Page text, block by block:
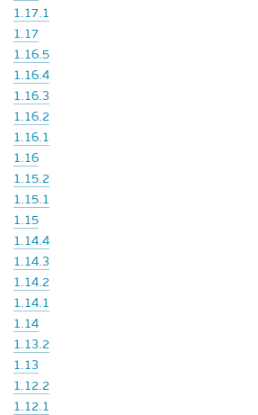
1.17.1
1.17
1.16.5
1.16.4
1.16.3
1.16.2
1.16.1
1.16
1.15.2
1.15.1
1.15
1.14.4
1.14.3
1.14.2
1.14.1
1.14
1.13.2
1.13
1.12.2
1.12.1